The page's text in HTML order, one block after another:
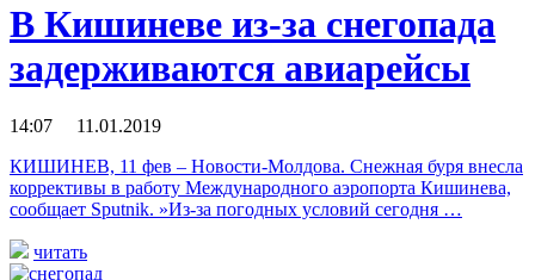
В Кишиневе из-за снегопада
задерживаются авиарейсы
14:07 11.01.2019
КИШИНЕВ, 11 фев – Новости-Молдова. Снежная буря внесла
коррективы в работу Международного аэропорта Кишинева,
сообщает Sputnik. ​​»Из-за погодных условий сегодня …
читать